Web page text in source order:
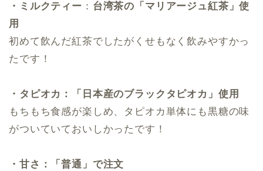
・ミルクティー ： 台湾茶の「マリアージュ紅茶」使
用
初めて飲んだ紅茶でしたがくせもなく飲みやすかっ
たです！
・タピオカ：「日本産のブラックタピオカ」使用
もちもち食感が楽しめ、タピオカ単体にも黒糖の味
がついていておいしかったです！
・甘さ：「普通」で注文